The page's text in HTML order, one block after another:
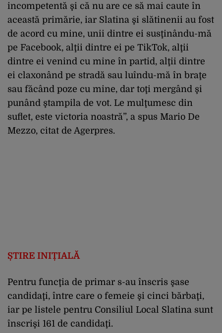
incompetentă şi că nu are ce să mai caute în
această primărie, iar Slatina şi slătinenii au fost
de acord cu mine, unii dintre ei susţinându-mă
pe Facebook, alţii dintre ei pe TikTok, alţii
dintre ei venind cu mine în partid, alţii dintre
ei claxonând pe stradă sau luîndu-mă în braţe
sau făcând poze cu mine, dar toţi mergând şi
punând ştampila de vot. Le mulţumesc din
suflet, este victoria noastră”, a spus Mario De
Mezzo, citat de Agerpres.
ȘTIRE INIȚIALĂ
Pentru funcţia de primar s-au înscris şase
candidaţi, între care o femeie şi cinci bărbaţi,
iar pe listele pentru Consiliul Local Slatina sunt
înscrişi 161 de candidaţi.